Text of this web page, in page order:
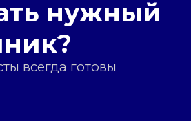
нужный
всегда готовы